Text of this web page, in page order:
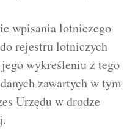
wpisania lotniczego
rejestru lotniczych
wykreśleniu z tego
zawartych w tym
Urzędu w drodze